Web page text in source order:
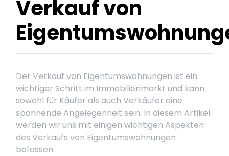
Verkauf von
Der Verkauf von Eigentumswohnungen ist ein
wichtiger Schritt im Immobilienmarkt und kann
sowohl für Käufer als auch Verkäufer eine
spannende Angelegenheit sein. In diesem Artikel
werden wir uns mit einigen wichtigen Aspekten
des Verkaufs von Eigentumswohnungen
befassen.